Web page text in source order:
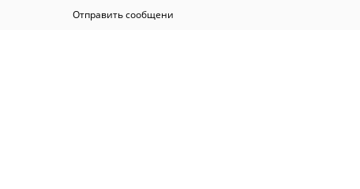
Отправить сообщени